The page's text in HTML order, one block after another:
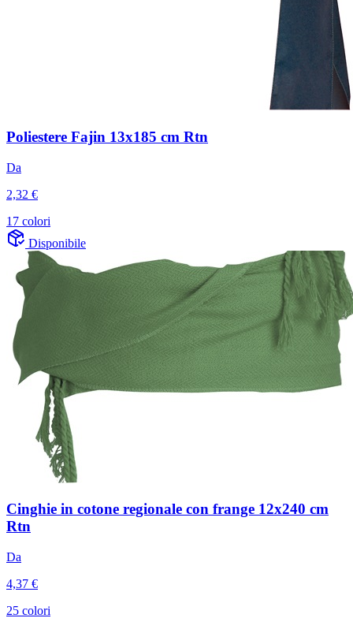
Poliestere Fajin 13x185 cm Rtn
Da
2,32 €
17 colori
Disponibile
Cinghie in cotone regionale con frange 12x240 cm
Rtn
Da
4,37 €
25 colori